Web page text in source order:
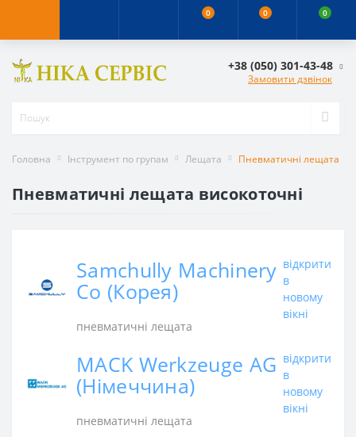
0 0 0
+38 (050) 301-43-48
Замовити дзвінок
Головна Інструмент по групам Лещата Пневматичні лещата
Пневматичні лещата високоточні
Samchully Machinery
Co (Корея)
пневматичні лещата
відкрити
в
новому
вікні
MACK Werkzeuge AG
(Німеччина)
пневматичні лещата
відкрити
в
новому
вікні